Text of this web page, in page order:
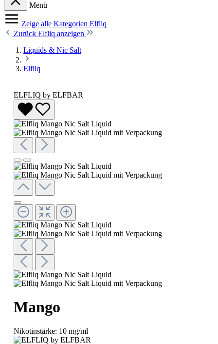
Menü
Zeige alle Kategorien Elfliq
Zurück Elfliq anzeigen
Liquids & Nic Salt
Elfliq
ELFLIQ by ELFBAR
Mango
Nikotinstärke: 10 mg/ml